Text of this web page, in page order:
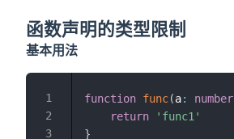
函数声明的类型限制
基本用法
function func(a: number
return
'func1'
}